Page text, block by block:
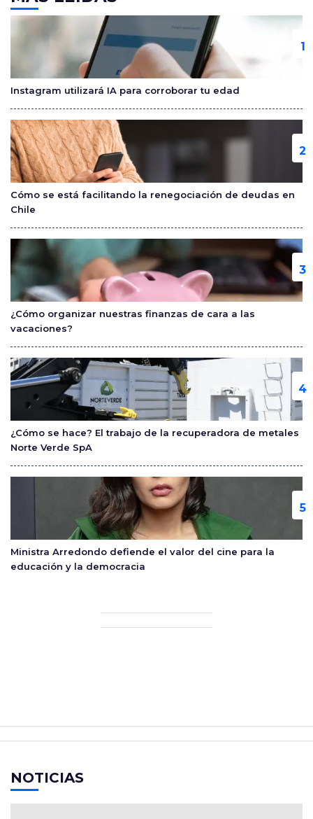
e
b
o
o
k
er p
ar
tir
Instagram utilizará IA para corroborar tu edad
Cómo se está facilitando la renegociación de deudas en
Chile
¿Cómo organizar nuestras finanzas de cara a las
vacaciones?
¿Cómo se hace? El trabajo de la recuperadora de metales
Norte Verde SpA
Ministra Arredondo defiende el valor del cine para la
educación y la democracia
NOTICIAS